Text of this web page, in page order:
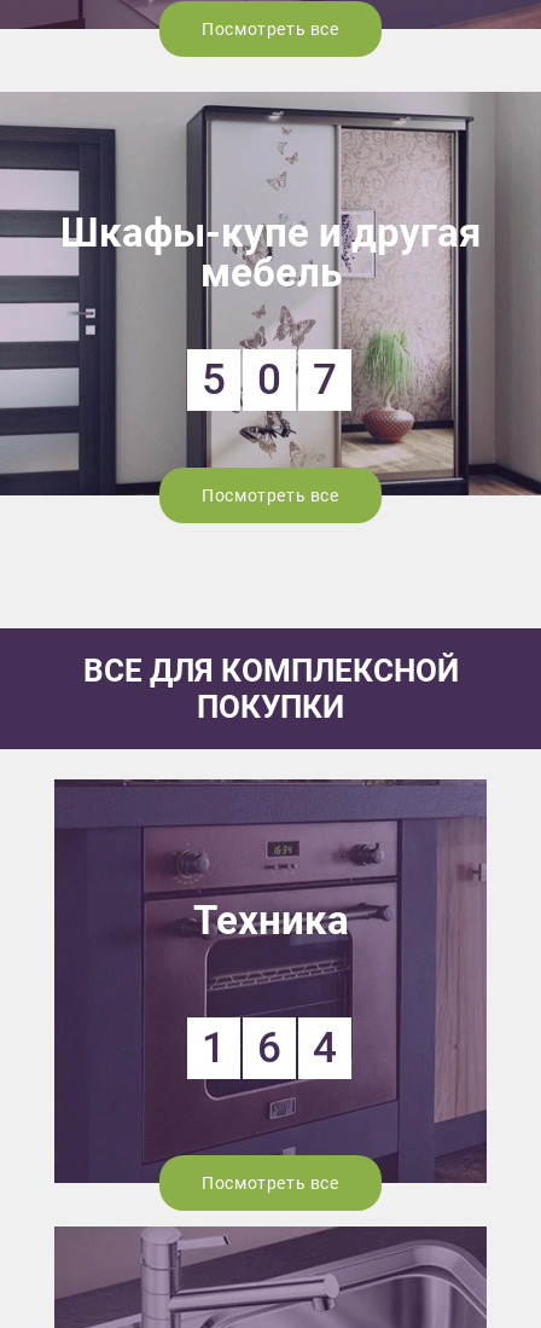
Посмотреть все
Шкафы-купе и другая
мебель
5 0 7
Посмотреть все
ВСЕ ДЛЯ КОМПЛЕКСНОЙ
ПОКУПКИ
Техника
1 6 4
Посмотреть все